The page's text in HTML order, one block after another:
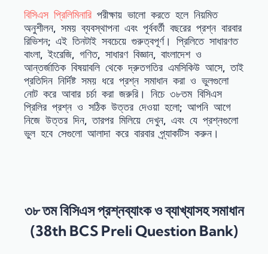
বিসিএস প্রিলিমিনারি পরীক্ষায় ভালো করতে হলে নিয়মিত
অনুশীলন, সময় ব্যবস্থাপনা এবং পূর্ববর্তী বছরের প্রশ্ন বারবার
রিভিশন; এই তিনটাই সবচেয়ে গুরুত্বপূর্ণ। প্রিলিতে সাধারণত
বাংলা, ইংরেজি, গণিত, সাধারণ বিজ্ঞান, বাংলাদেশ ও
আন্তর্জাতিক বিষয়াবলি থেকে দ্রুতগতির এমসিকিউ আসে, তাই
প্রতিদিন নির্দিষ্ট সময় ধরে প্রশ্ন সমাধান করা ও ভুলগুলো
নোট করে আবার চর্চা করা জরুরি। নিচে ৩৮তম বিসিএস
প্রিলির প্রশ্ন ও সঠিক উত্তর দেওয়া হলো; আপনি আগে
নিজে উত্তর দিন, তারপর মিলিয়ে দেখুন, এবং যে প্রশ্নগুলো
ভুল হবে সেগুলো আলাদা করে বারবার প্র্যাকটিস করুন।
৩৮ তম বিসিএস প্রশ্নব্যাংক ও ব্যাখ্যাসহ সমাধান
(38th BCS Preli Question Bank)